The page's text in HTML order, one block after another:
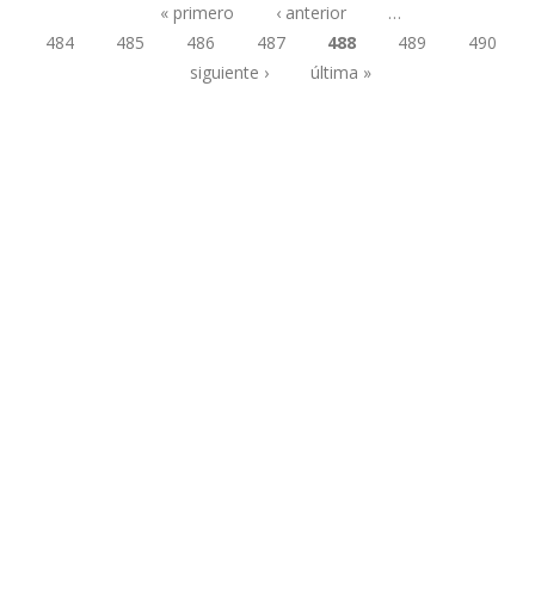
Páginas
« primero ‹ anterior
…
484
485 486 487 488 489
490
siguiente ›
última »